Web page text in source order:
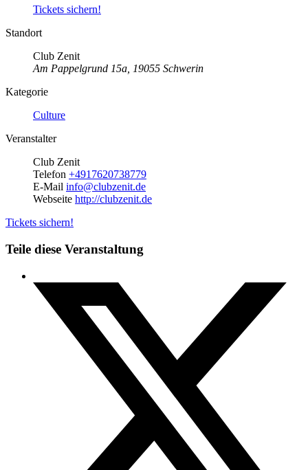
Tickets sichern!
Standort
Club Zenit
Am Pappelgrund 15a, 19055 Schwerin
Kategorie
Culture
Veranstalter
Club Zenit
Telefon +4917620738779
E-Mail info@clubzenit.de
Webseite http://clubzenit.de
Tickets sichern!
Teile diese Veranstaltung